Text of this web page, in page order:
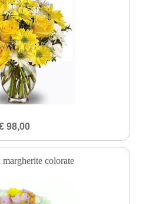
98,00
colorate